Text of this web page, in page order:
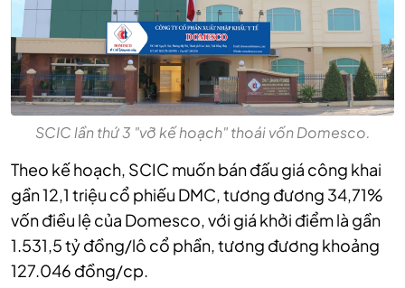
SCIC lần thứ 3 "vỡ kế hoạch" thoái vốn Domesco.
Theo kế hoạch, SCIC muốn bán đấu giá công khai
gần 12,1 triệu cổ phiếu DMC, tương đương 34,71%
vốn điều lệ của Domesco, với giá khởi điểm là gần
1.531,5 tỷ đồng/lô cổ phần, tương đương khoảng
127.046 đồng/cp.